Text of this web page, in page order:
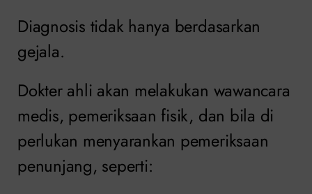
Diagnosis tidak hanya berdasarkan
gejala.
Dokter ahli akan melakukan wawancara
medis, pemeriksaan fisik, dan bila di
perlukan menyarankan pemeriksaan
penunjang, seperti: